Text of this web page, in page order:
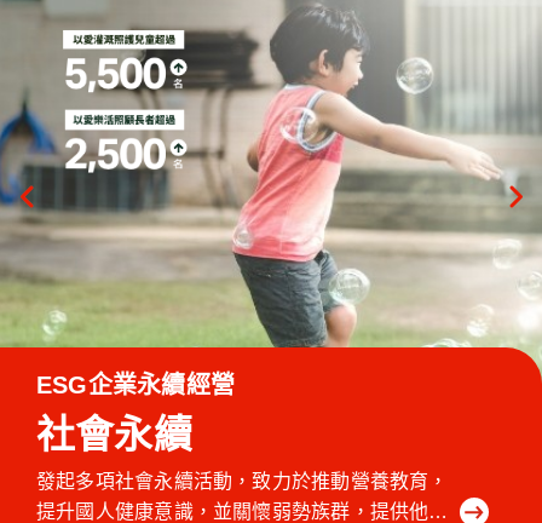
ESG企業永續經營
社會永續
發起多項社會永續活動，致力於推動營養教育，
提升國人健康意識，並關懷弱勢族群，提供他們